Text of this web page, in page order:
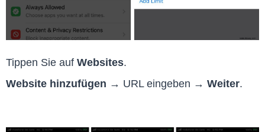
Tippen Sie auf Websites.
Website hinzufügen → URL eingeben → Weiter.